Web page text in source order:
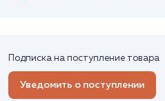
Подписка на поступление товара
Уведомить о поступлении